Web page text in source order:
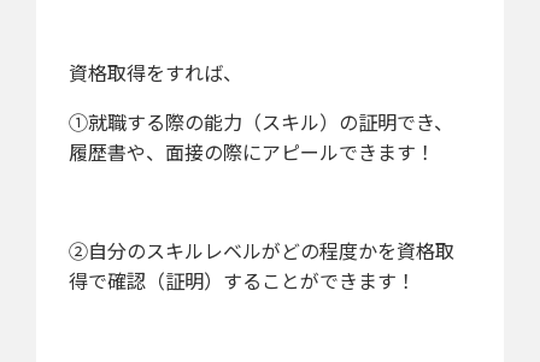
資格取得をすれば、
①就職する際の能力（スキル）の証明でき、
履歴書や、面接の際にアピールできます！
②自分のスキルレベルがどの程度かを資格取
得で確認（証明）することができます！